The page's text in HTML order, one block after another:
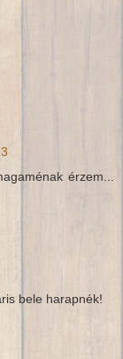
érzem...
bele harapnék!